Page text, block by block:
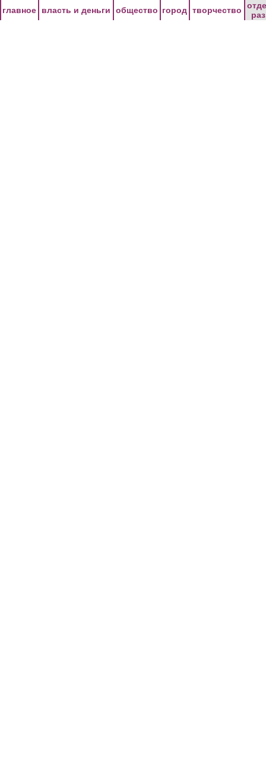
главное власть и деньги общество город творчество